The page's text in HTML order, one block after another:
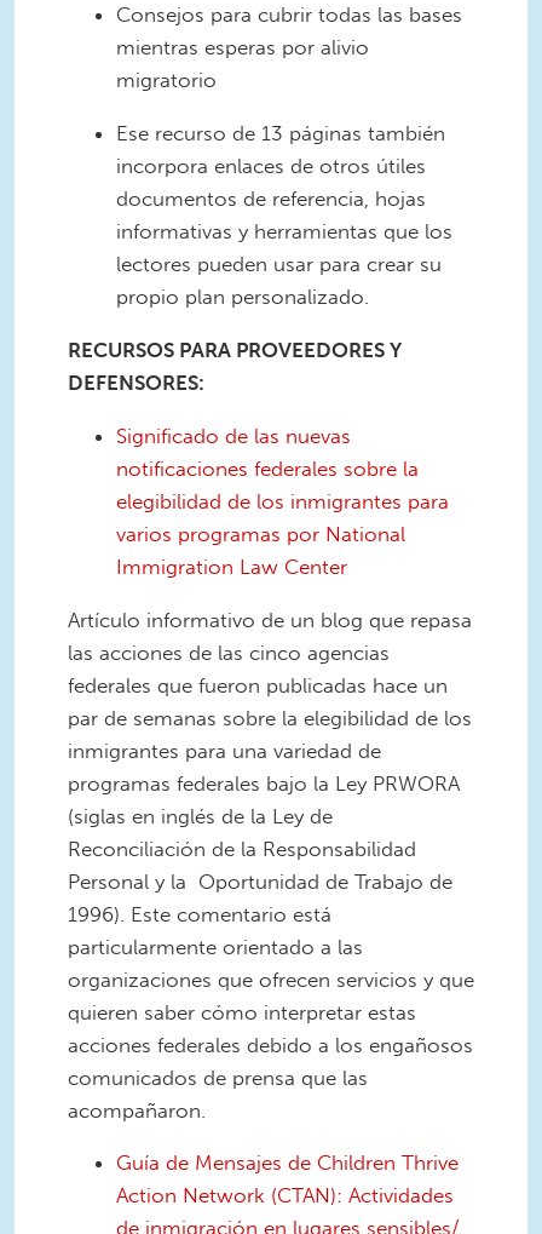
Consejos para cubrir todas las bases
mientras esperas por alivio
migratorio
Ese recurso de 13 páginas también
incorpora enlaces de otros útiles
documentos de referencia, hojas
informativas y herramientas que los
lectores pueden usar para crear su
propio plan personalizado.
RECURSOS PARA PROVEEDORES Y
DEFENSORES:
Significado de las nuevas
notificaciones federales sobre la
elegibilidad de los inmigrantes para
varios programas por National
Immigration Law Center
Artículo informativo de un blog que repasa
las acciones de las cinco agencias
federales que fueron publicadas hace un
par de semanas sobre la elegibilidad de los
inmigrantes para una variedad de
programas federales bajo la Ley PRWORA
(siglas en inglés de la Ley de
Reconciliación de la Responsabilidad
Personal y la Oportunidad de Trabajo de
1996). Este comentario está
particularmente orientado a las
organizaciones que ofrecen servicios y que
quieren saber cómo interpretar estas
acciones federales debido a los engañosos
comunicados de prensa que las
acompañaron.
Guía de Mensajes de Children Thrive
Action Network (CTAN): Actividades
de inmigración en lugares sensibles/